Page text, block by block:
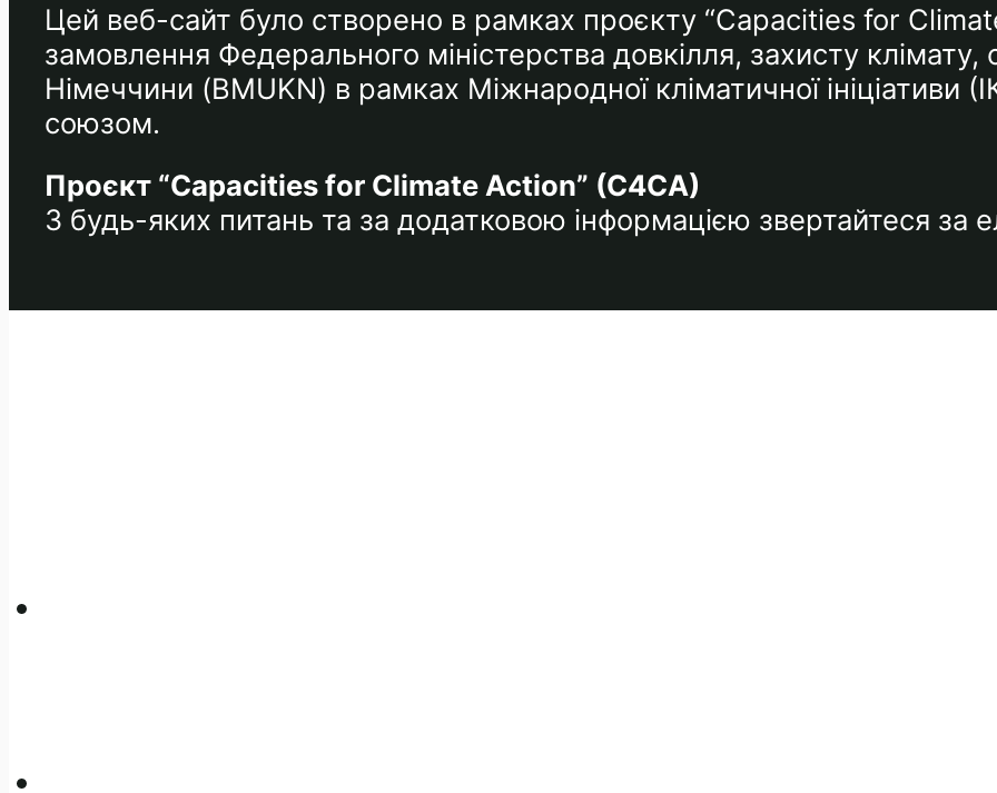
Цей веб-сайт було створено в рамках проєкту “Capacities for
замовлення Федерального міністерства довкілля, захисту
Німеччини (BMUKN) в рамках Міжнародної кліматичної ініціативи
союзом.
Проєкт “Capacities for Climate Action” (C4CA)
З будь-яких питань та за додатковою інформацією звертайтеся